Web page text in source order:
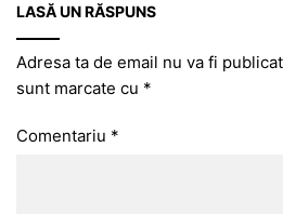
LASĂ UN RĂSPUNS
Adresa ta de email nu va fi
sunt marcate cu *
Comentariu *